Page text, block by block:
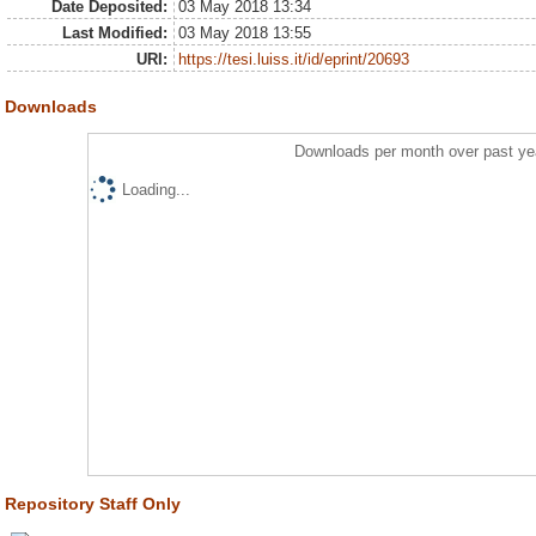
Date Deposited:
03 May 2018 13:34
Last Modified:
03 May 2018 13:55
URI:
https://tesi.luiss.it/id/eprint/20693
Downloads
Downloads per month over past
Loading...
Repository Staff Only